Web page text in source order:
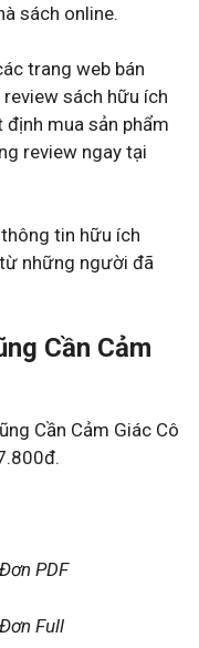
sách online.
trang web bán
sách hữu ích
mua sản phẩm
review ngay tại
tin hữu ích
những người đã
Cần Cảm
Cần Cảm Giác Cô
PDF
Full